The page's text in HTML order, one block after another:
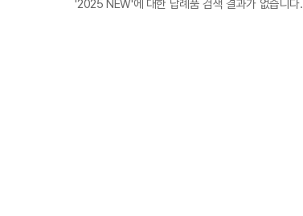
'2025 NEW'에 대한 답례품 검색 결과가 없습니다.